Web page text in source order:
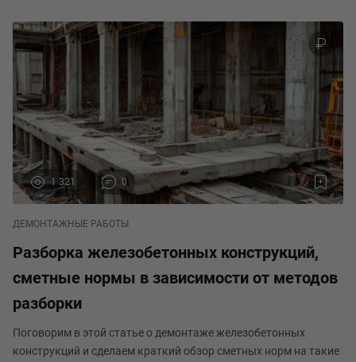
1 321 0
ДЕМОНТАЖНЫЕ РАБОТЫ
Разборка железобетонных конструкций,
сметные нормы в зависимости от методов
разборки
Поговорим в этой статье о демонтаже железобетонных
конструкций и сделаем краткий обзор сметных норм на такие